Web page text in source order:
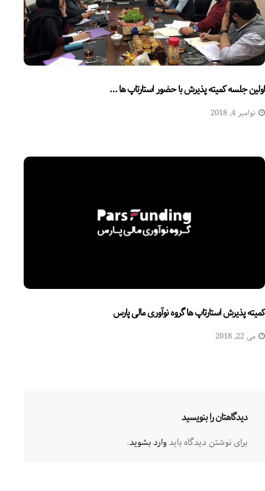
اولین جلسه کمیته پذیرش با حضور استارتاپ ها …
نوامبر 4, 2018
کمیته پذیرش استارتاپ ها گروه نوآوری مالی پارس
می 22, 2018
دیدگاهتان را بنویسید
برای نوشتن دیدگاه بایدوارد بشوید.